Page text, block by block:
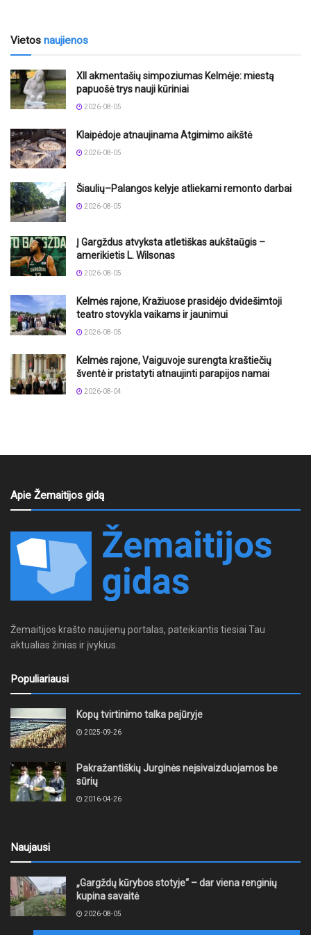
Vietos naujienos
XII akmentašių simpoziumas Kelmėje: miestą
papuošė trys nauji kūriniai
2026-08-05
Klaipėdoje atnaujinama Atgimimo aikštė
2026-08-05
Šiaulių–Palangos kelyje atliekami remonto darbai
2026-08-05
Į Gargždus atvyksta atletiškas aukštaūgis –
amerikietis L. Wilsonas
2026-08-05
Kelmės rajone, Kražiuose prasidėjo dvidešimtoji
teatro stovykla vaikams ir jaunimui
2026-08-05
Kelmės rajone, Vaiguvoje surengta kraštiečių
šventė ir pristatyti atnaujinti parapijos namai
2026-08-04
Apie Žemaitijos gidą
Žemaitijos krašto naujienų portalas, pateikiantis tiesiai Tau
aktualias žinias ir įvykius.
Populiariausi
Kopų tvirtinimo talka pajūryje
2025-09-26
Pakražantiškių Jurginės neįsivaizduojamos be
sūrių
2016-04-26
Naujausi
„Gargždų kūrybos stotyje“ – dar viena renginių
kupina savaitė
2026-08-05